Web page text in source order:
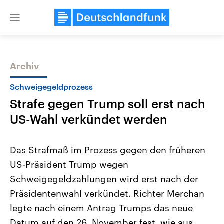
Close
Themen
Landtagswahl Sachsen-Anhalt
2026
Alle Informationen
Sachsen-Anhalt wählt am 6.
September 2026 einen neuen
Landtag. Seit 2021 wird das
Bundesland von einer Koalition aus
USA
Aktuelle Beiträge,
Hintergründe
Wirtschaftlich und
gehören die Vereinigten
den mächtigsten Ländern
mit großem Einfluss auf
Archiv
Schweigegeldprozess
Strafe gegen Trump soll erst nach
US-Wahl verkündet werden
Das Strafmaß im Prozess gegen den früheren
US-Präsident Trump wegen
Schweigegeldzahlungen wird erst nach der
Präsidentenwahl verkündet. Richter Merchan
legte nach einem Antrag Trumps das neue